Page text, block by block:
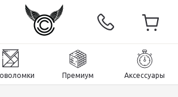
Премиум Аксессуары